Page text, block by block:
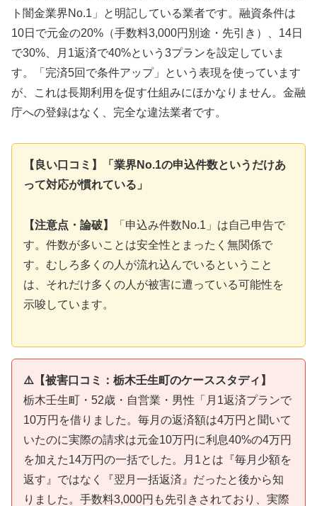
ト闇金業界No.1」と明記している業者です。融資条件は
10日で元金の20%（手数料3,000円別途・先引き）、14日
で30%、月1返済で40%という3プランを設定していま
す。「完済5回で条件アップ」という表現を使っています
が、これは長期利用を促す仕組みにほかなりません。金融
庁への登録はなく、完全な違法業者です。
【良い口コミ】「業界No.1の申込件数というだけあ
って対応が慣れている」
【注意点・論破】
「申込み件数No.1」は自己申告で
す。件数が多いことは安全性とまったく無関係で
す。むしろ多くの人が流れ込んでいるということ
は、それだけ多くの人が被害に遭っている可能性を
示唆しています。
⚠️【被害口コミ：栃木壬生町のケーススタディ】
栃木壬生町・52歳・自営業・男性「月1返済プランで
10万円を借りました。毎月の返済額は4万円と聞いて
いたのに実際の請求は元金10万円に利息40%の4万円
を加えた14万円の一括でした。月1とは『毎月少額を
返す』ではなく『翌月一括返済』だったと後から知
りました。手数料3,000円も先引きされており、実際